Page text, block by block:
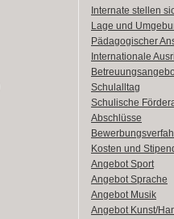
Internate stellen
Lage und
Pädagogischer
Internationale
Schulalltag
Schulische
Abschlüsse
Kosten und
Angebot Sport
Angebot Sprache
Angebot Musik
Angebot Kunst/